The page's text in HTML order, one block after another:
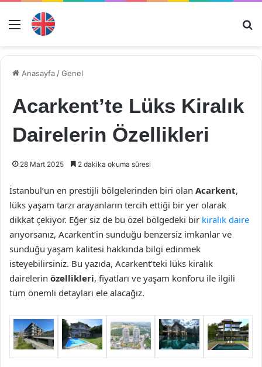
Menü
Anasayfa /Genel
Acarkent’te Lüks Kiralık
Dairelerin Özellikleri
28 Mart 2025 2 dakika okuma süresi
İstanbul’un en prestijli bölgelerinden biri olan Acarkent,
lüks yaşam tarzı arayanların tercih ettiği bir yer olarak
dikkat çekiyor. Eğer siz de bu özel bölgedeki bir kiralık daire
arıyorsanız, Acarkent’in sunduğu benzersiz imkanlar ve
sunduğu yaşam kalitesi hakkında bilgi edinmek
isteyebilirsiniz. Bu yazıda, Acarkent’teki lüks kiralık
dairelerin özellikleri, fiyatları ve yaşam konforu ile ilgili
tüm önemli detayları ele alacağız.